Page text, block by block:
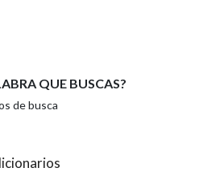
QUE BUSCAS?
de busca